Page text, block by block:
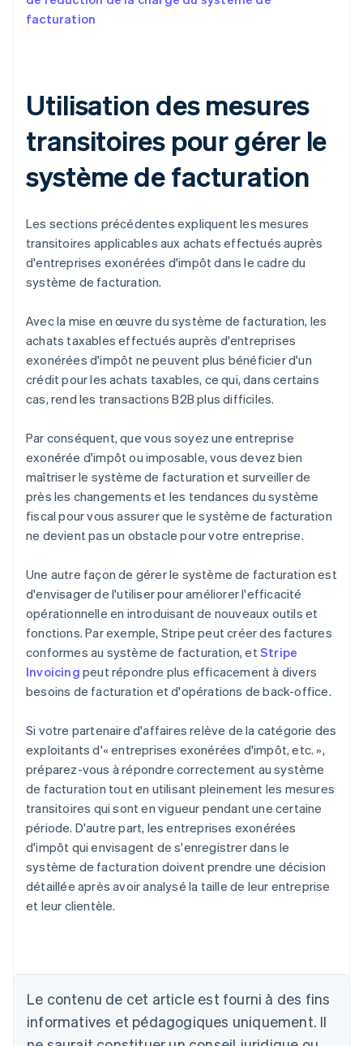
facturation
Utilisation des mesures
transitoires pour gérer le
système de facturation
Les sections précédentes expliquent les mesures
transitoires applicables aux achats effectués auprès
d'entreprises exonérées d'impôt dans le cadre du
système de facturation.
Avec la mise en œuvre du système de facturation, les
achats taxables effectués auprès d'entreprises
exonérées d'impôt ne peuvent plus bénéficier d'un
crédit pour les achats taxables, ce qui, dans certains
cas, rend les transactions B2B plus difficiles.
Par conséquent, que vous soyez une entreprise
exonérée d'impôt ou imposable, vous devez bien
maîtriser le système de facturation et surveiller de
près les changements et les tendances du système
fiscal pour vous assurer que le système de facturation
ne devient pas un obstacle pour votre entreprise.
Une autre façon de gérer le système de facturation est
d'envisager de l'utiliser pour améliorer l'efficacité
opérationnelle en introduisant de nouveaux outils et
fonctions. Par exemple, Stripe peut créer des factures
conformes au système de facturation, etStripe
Invoicing peut répondre plus efficacement à divers
besoins de facturation et d'opérations de back-office.
Si votre partenaire d'affaires relève de la catégorie des
exploitants d'« entreprises exonérées d'impôt, etc. »,
préparez-vous à répondre correctement au système
de facturation tout en utilisant pleinement les mesures
transitoires qui sont en vigueur pendant une certaine
période. D'autre part, les entreprises exonérées
d'impôt qui envisagent de s'enregistrer dans le
système de facturation doivent prendre une décision
détaillée après avoir analysé la taille de leur entreprise
et leur clientèle.
Le contenu de cet article est fourni à des fins
informatives et pédagogiques uniquement. Il
DeutschEnglish
Australie
English
Autriche
DeutschEnglish